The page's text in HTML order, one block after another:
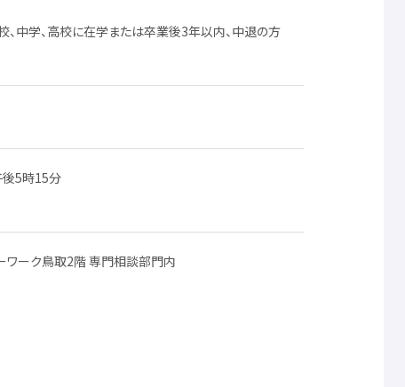
、中学、高校に在学または卒業後3年以内、中退の方
5時15分
ワーク鳥取2階専門相談部門内